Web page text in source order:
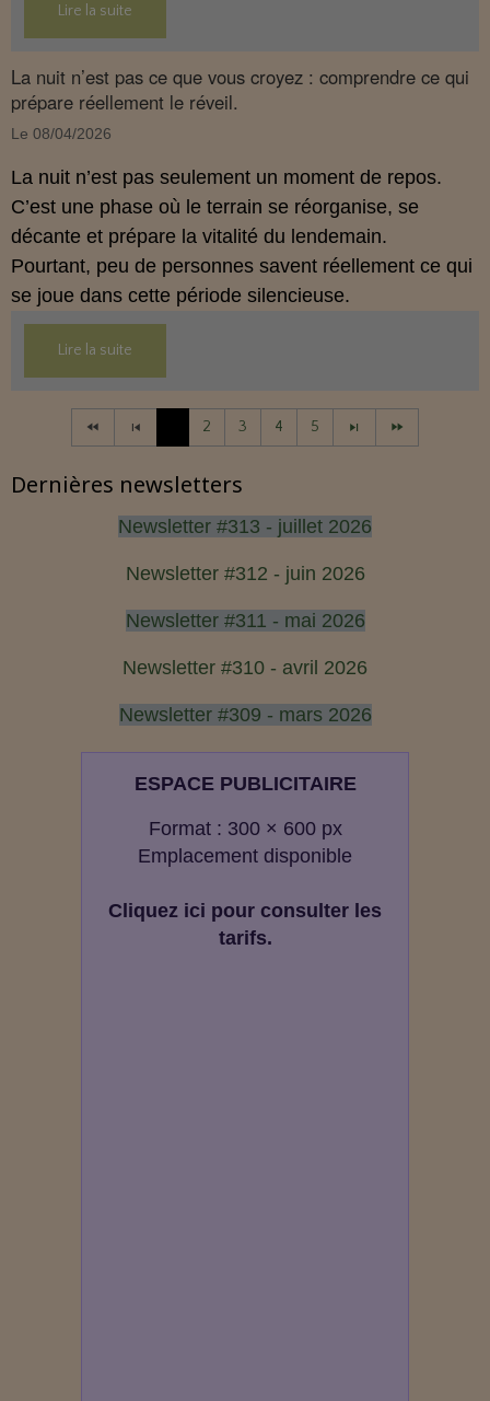
réglementation française de 2026.
Lire la suite
La nuit n’est pas ce que vous croyez : comprendre ce qui
prépare réellement le réveil.
Le 08/04/2026
La nuit n’est pas seulement un moment de repos.
C’est une phase où le terrain se réorganise, se
décante et prépare la vitalité du lendemain.
Pourtant, peu de personnes savent réellement ce qui
se joue dans cette période silencieuse.
Lire la suite
2 3 4 5
Dernières newsletters
Newsletter #313 - juillet 2026
Newsletter #312 - juin 2026
Newsletter #311 - mai 2026
Newsletter #310 - avril 2026
Newsletter #309 - mars 2026
ESPACE PUBLICITAIRE
Format : 300 × 600 px
Emplacement disponible
Cliquez ici pour consulter les
tarifs.